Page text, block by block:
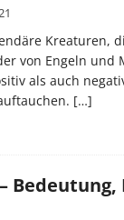
Kreaturen,
von Engeln
als auch
[…]